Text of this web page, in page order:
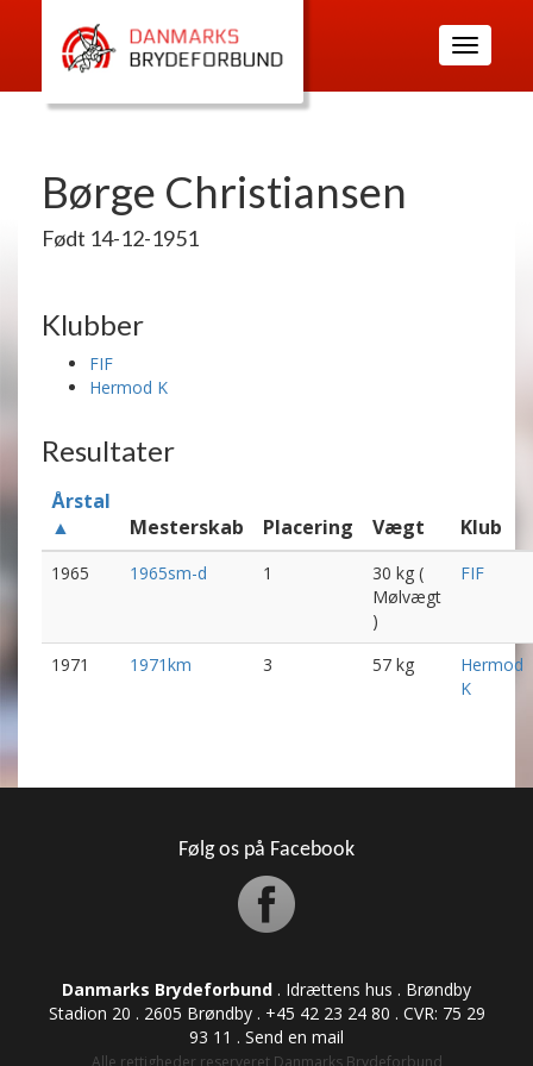
Toggle
navigation
Børge Christiansen
Født 14-12-1951
Klubber
FIF
Hermod K
Resultater
Årstal
▲
Mesterskab Placering Vægt Klub
1965 1965sm-d 1
30 kg (
Mølvægt
)
FIF
1971 1971km 3 57 kg
Hermod
K
Følg os på Facebook
Danmarks Brydeforbund . Idrættens hus . Brøndby
Stadion 20 . 2605 Brøndby . +45 42 23 24 80 . CVR: ​​​​​​75 29
93 11 . Send en mail
Alle rettigheder reserveret Danmarks Brydeforbund